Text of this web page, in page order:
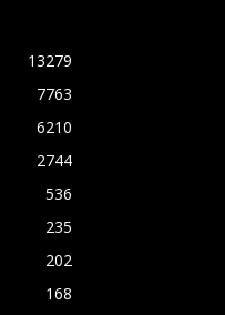
13279
7763
6210
2744
536
235
202
168